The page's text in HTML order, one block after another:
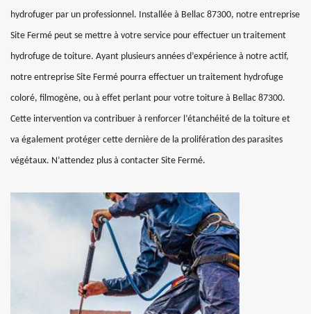
hydrofuger par un professionnel. Installée à Bellac 87300, notre entreprise
Site Fermé peut se mettre à votre service pour effectuer un traitement
hydrofuge de toiture. Ayant plusieurs années d’expérience à notre actif,
notre entreprise Site Fermé pourra effectuer un traitement hydrofuge
coloré, filmogène, ou à effet perlant pour votre toiture à Bellac 87300.
Cette intervention va contribuer à renforcer l’étanchéité de la toiture et
va également protéger cette dernière de la prolifération des parasites
végétaux. N’attendez plus à contacter Site Fermé.